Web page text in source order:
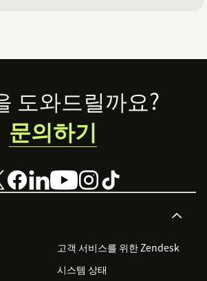
고객 서비스를 위한 Zendesk
시스템 상태
도와드릴까요?
문의하기